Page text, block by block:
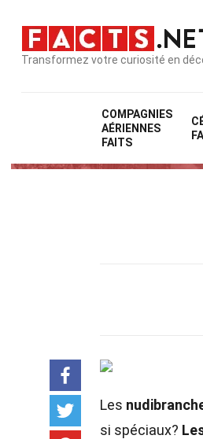
Transformez votre curiosité en
COMPAGNIES
AÉRIENNES
FAITS
Les
si spéciaux?